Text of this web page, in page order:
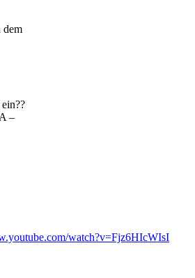
dem
–
watch?v=Fjz6HIcWIsI